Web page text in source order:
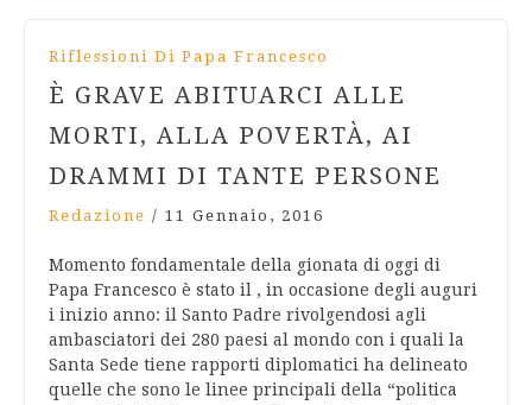
Riflessioni Di Papa Francesco
È GRAVE ABITUARCI ALLE
MORTI, ALLA POVERTÀ, AI
DRAMMI DI TANTE PERSONE
Redazione / 11 Gennaio, 2016
Momento fondamentale della gionata di oggi di
Papa Francesco è stato il , in occasione degli auguri
i inizio anno: il Santo Padre rivolgendosi agli
ambasciatori dei 280 paesi al mondo con i quali la
Santa Sede tiene rapporti diplomatici ha delineato
quelle che sono le linee principali della “politica